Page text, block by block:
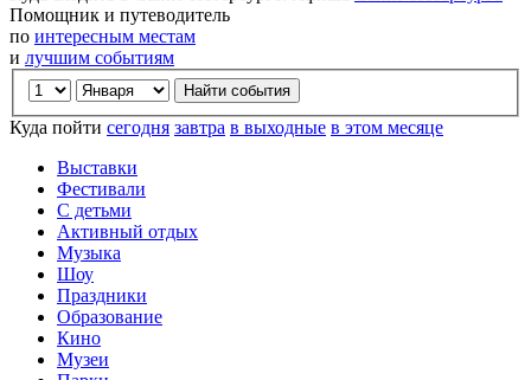
Помощник и путеводитель
по интересным местам
и лучшим событиям
Куда пойти сегодня завтра в выходные в этом месяце
Выставки
Фестивали
С детьми
Активный отдых
Музыка
Шоу
Праздники
Образование
Кино
Музеи